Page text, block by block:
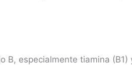
B, especialmente tiamina (B1)